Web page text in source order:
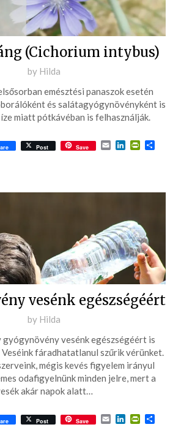
(Cichorium intybus)
Posted
2017-
04-
by Hilda
emésztési panaszok esetén
és salátagyógynövényként is
miatt pótkávéban is felhasználják.
Post Save EmailLinkedIn
vesénk egészségéért
Posted
on
2017-
01-
25
by Hilda
gyógynövény vesénk egészségéért is
fáradhatatlanul szűrik vérünket.
mégis kevés figyelem irányul
odafigyelnünk minden jelre, mert a
akár napok alatt…
Post Save EmailLinkedIn